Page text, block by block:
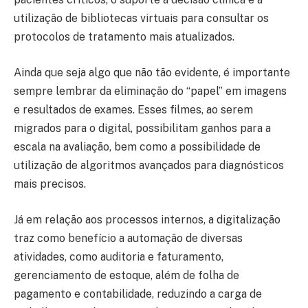
utilização de bibliotecas virtuais para consultar os
protocolos de tratamento mais atualizados.
Ainda que seja algo que não tão evidente, é importante
sempre lembrar da eliminação do “papel” em imagens
e resultados de exames. Esses filmes, ao serem
migrados para o digital, possibilitam ganhos para a
escala na avaliação, bem como a possibilidade de
utilização de algoritmos avançados para diagnósticos
mais precisos.
Já em relação aos processos internos, a digitalização
traz como benefício a automação de diversas
atividades, como auditoria e faturamento,
gerenciamento de estoque, além de folha de
pagamento e contabilidade, reduzindo a carga de